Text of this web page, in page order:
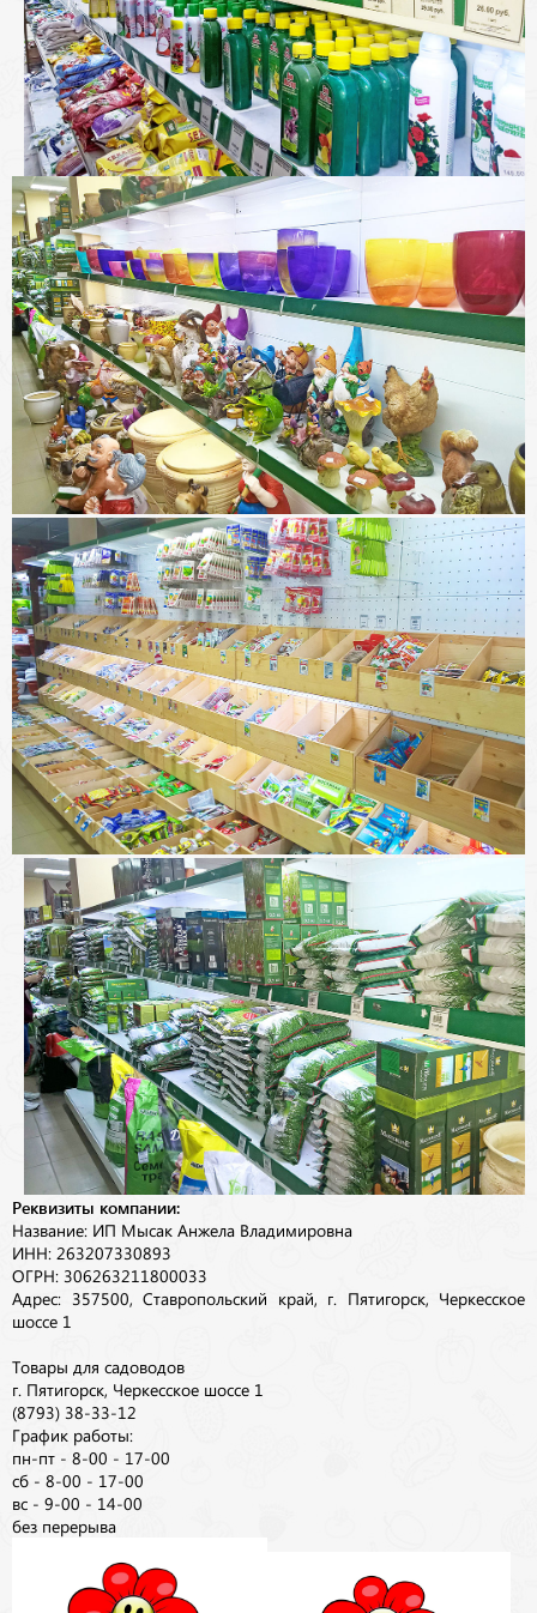
Реквизиты компании:
Название: ИП Мысак Анжела Владимировна
ИНН: 263207330893
ОГРН: 306263211800033
Адрес: 357500, Ставропольский край, г. Пятигорск, Черкесское
шоссе 1
Товары для садоводов
г. Пятигорск, Черкесское шоссе 1
(8793) 38-33-12
График работы:
пн-пт - 8-00 - 17-00
сб - 8-00 - 17-00
вс - 9-00 - 14-00
без перерыва